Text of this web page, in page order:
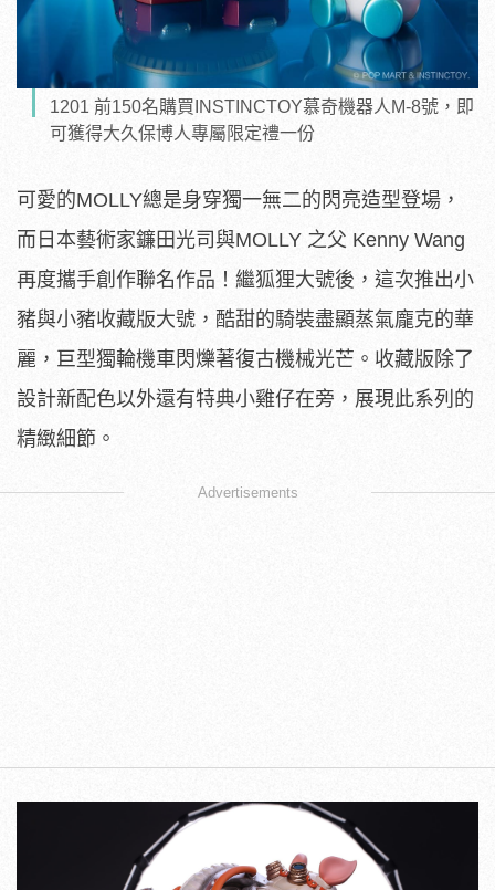
1201 前150名購買INSTINCTOY慕奇機器人M-8號，即
可獲得大久保博人專屬限定禮一份
可愛的MOLLY總是身穿獨一無二的閃亮造型登場，
而日本藝術家鐮田光司與MOLLY 之父 Kenny Wang
再度攜手創作聯名作品！繼狐狸大號後，這次推出小
豬與小豬收藏版大號，酷甜的騎裝盡顯蒸氣龐克的華
麗，巨型獨輪機車閃爍著復古機械光芒。收藏版除了
設計新配色以外還有特典小雞仔在旁，展現此系列的
精緻細節。
Advertisements